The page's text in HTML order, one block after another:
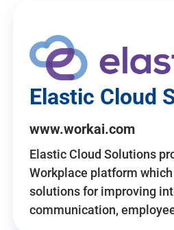
Elastic Cloud
www.workai.com
Elastic Cloud Solutions
Workplace platform
solutions for improving
communication,